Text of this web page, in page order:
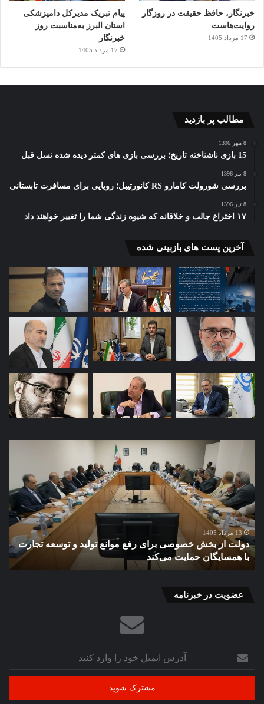
خبرنگار، حافظ حقیقت در روزگار
روایت‌هاست
17 مرداد 1405
پیام تبریک مدیرکل دامپزشکی
استان البرز به‌مناسبت روز
خبرنگار
17 مرداد 1405
مطالب پر بازدید
8 مهر 1396
15 بازی ناشناخته تاریخ؛ بررسی بازی های کمتر دیده شده نسل قبل
8 تیر 1396
بررسی شورولت کامارو RS کانورتیبل؛ رویایی برای مسافرت تابستانی
8 تیر 1396
۱۷ اختراع جالب و خلاقانه که شیوه زندگی شما را تغییر خواهند داد
آخرین پست های بازبینی شده
بخش
خصوصی
رفع
موانع
تولید
و
توسعه
تجارت
همسایگان
13 مرداد 1405
دولت از بخش خصوصی برای رفع موانع تولید و توسعه تجارت
با همسایگان حمایت می‌کند
در
عضویت در خبرنامه
ایمیل
خود
وارد